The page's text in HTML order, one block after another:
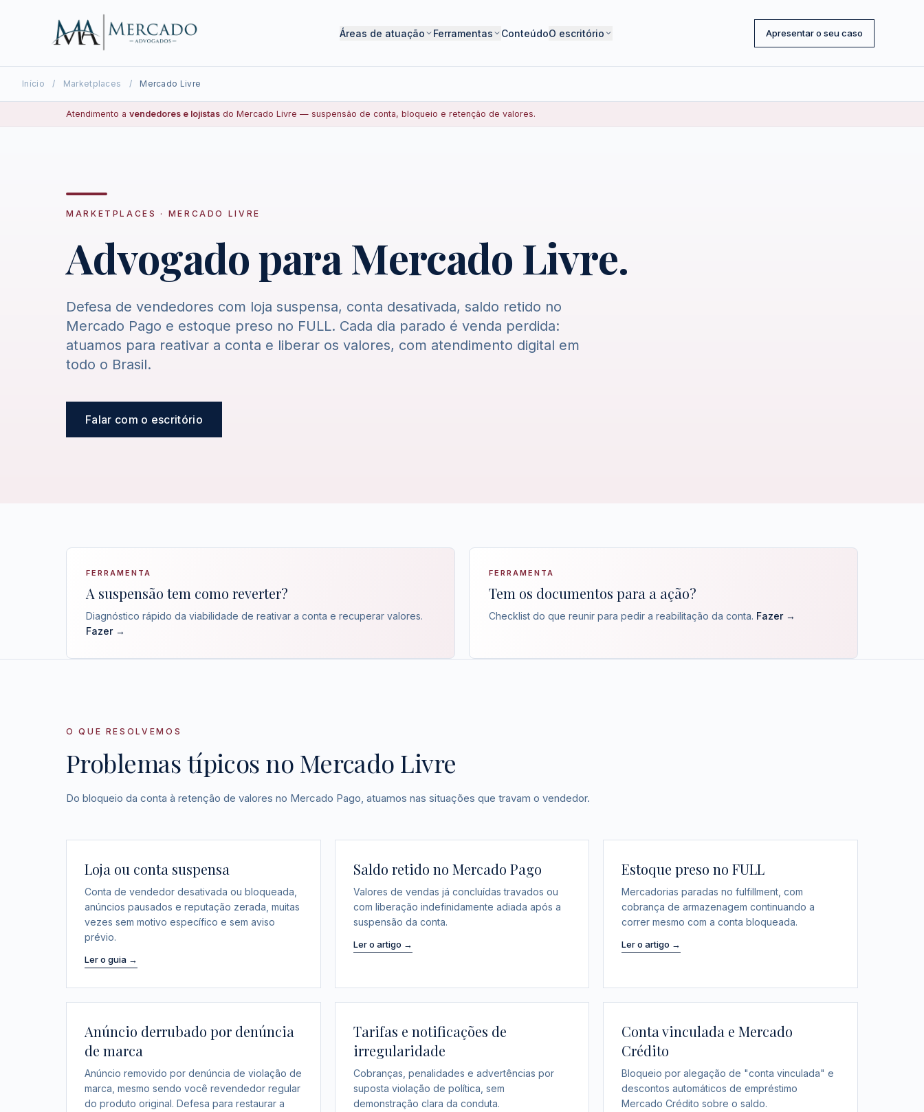
Áreas de atuação Ferramentas ConteúdoO escritório Apresentar o seu caso
Início / Marketplaces / Mercado Livre
Atendimento a vendedores e lojistas do Mercado Livre — suspensão de conta, bloqueio e retenção de valores.
MARKETPLACES · MERCADO LIVRE
Advogado para Mercado Livre.
Defesa de vendedores com loja suspensa, conta desativada, saldo retido no
Mercado Pago e estoque preso no FULL. Cada dia parado é venda perdida:
atuamos para reativar a conta e liberar os valores, com atendimento digital em
todo o Brasil.
Falar com o escritório
FERRAMENTA
A suspensão tem como reverter?
Diagnóstico rápido da viabilidade de reativar a conta e recuperar valores.
Fazer →
FERRAMENTA
Tem os documentos para a ação?
Checklist do que reunir para pedir a reabilitação da conta. Fazer →
O QUE RESOLVEMOS
Problemas típicos no Mercado Livre
Do bloqueio da conta à retenção de valores no Mercado Pago, atuamos nas situações que travam o vendedor.
Loja ou conta suspensa
Conta de vendedor desativada ou bloqueada,
anúncios pausados e reputação zerada, muitas
vezes sem motivo específico e sem aviso
prévio.
Ler o guia →
Saldo retido no Mercado Pago
Valores de vendas já concluídas travados ou
com liberação indefinidamente adiada após a
suspensão da conta.
Ler o artigo →
Estoque preso no FULL
Mercadorias paradas no fulfillment, com
cobrança de armazenagem continuando a
correr mesmo com a conta bloqueada.
Ler o artigo →
Anúncio derrubado por denúncia
de marca
Anúncio removido por denúncia de violação de
marca, mesmo sendo você revendedor regular
do produto original. Defesa para restaurar a
Tarifas e notificações de
irregularidade
Cobranças, penalidades e advertências por
suposta violação de política, sem
demonstração clara da conduta.
Conta vinculada e Mercado
Crédito
Bloqueio por alegação de "conta vinculada" e
descontos automáticos de empréstimo
Mercado Crédito sobre o saldo.